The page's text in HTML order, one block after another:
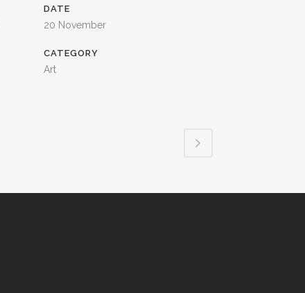
DATE
20 November
CATEGORY
Art